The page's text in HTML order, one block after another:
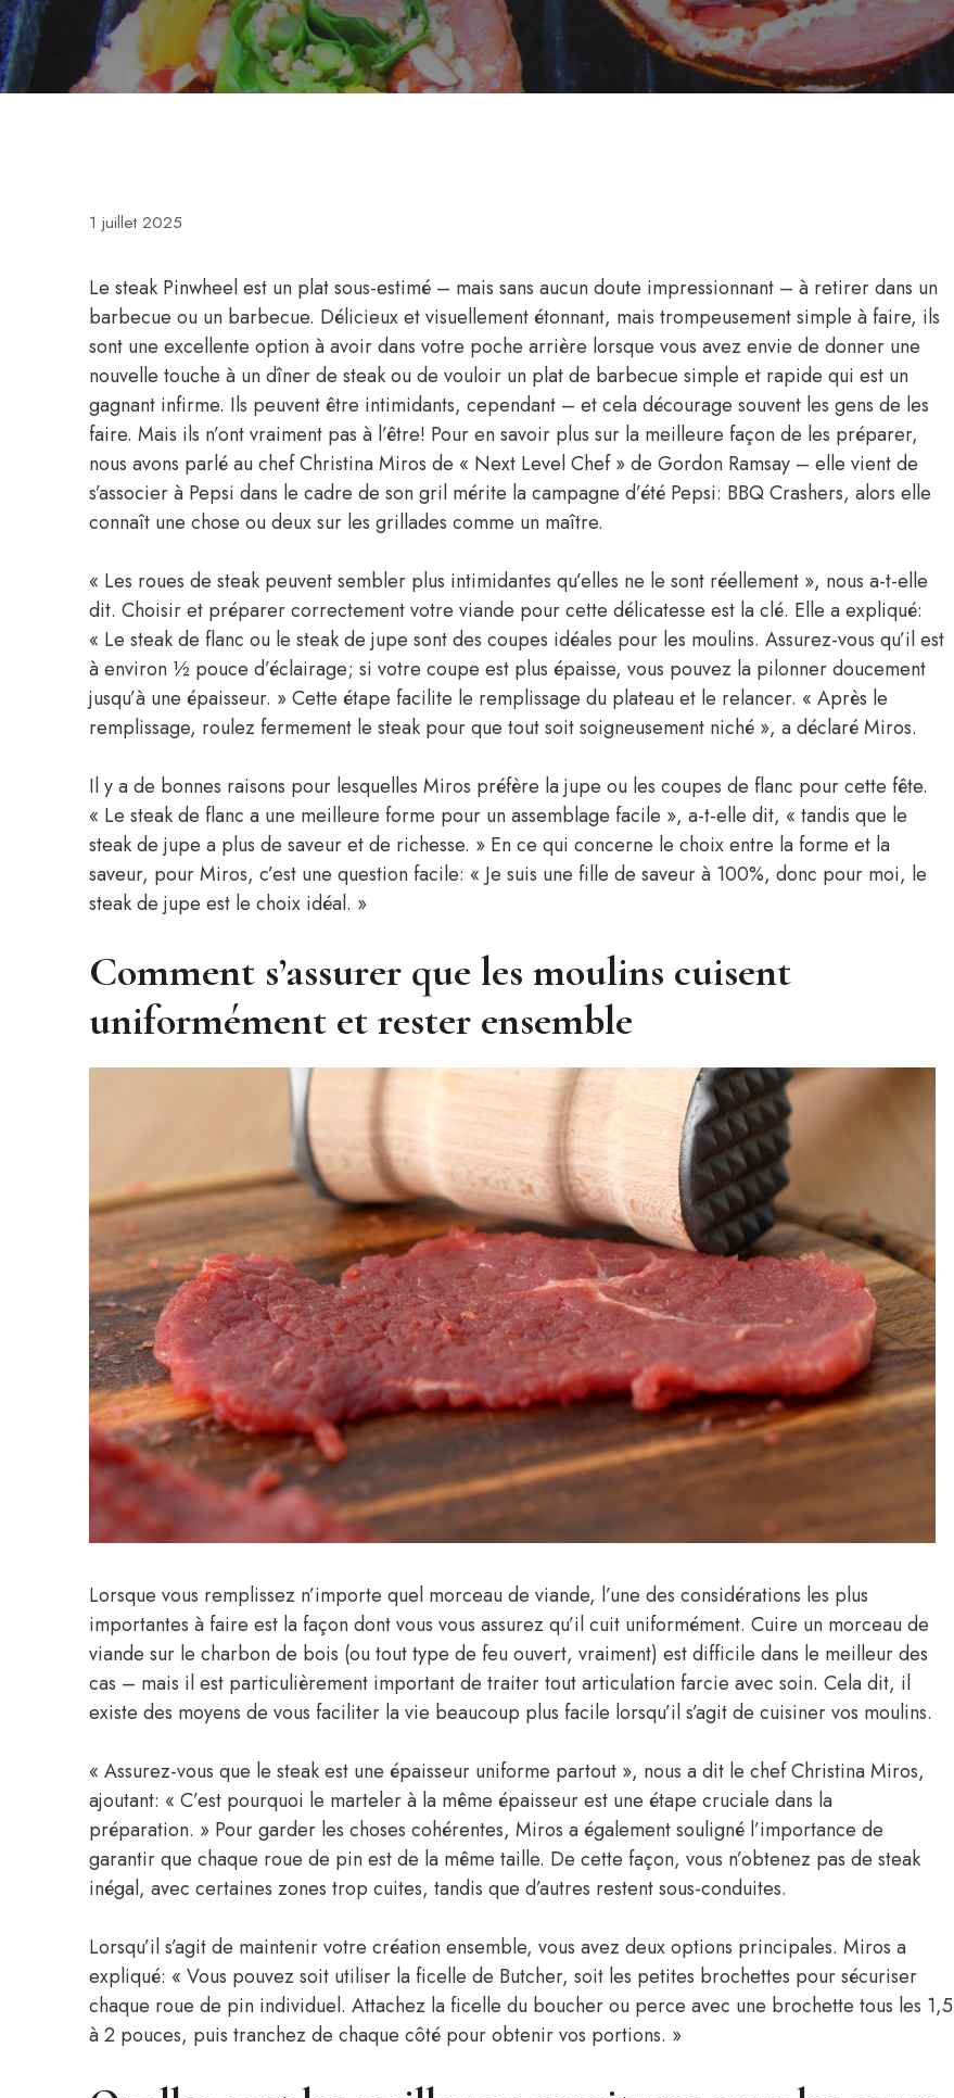
1 juillet 2025
Le steak Pinwheel est un plat sous-estimé – mais sans aucun doute impressionnant – à retirer dans un
barbecue ou un barbecue. Délicieux et visuellement étonnant, mais trompeusement simple à faire, ils
sont une excellente option à avoir dans votre poche arrière lorsque vous avez envie de donner une
nouvelle touche à un dîner de steak ou de vouloir un plat de barbecue simple et rapide qui est un
gagnant infirme. Ils peuvent être intimidants, cependant – et cela décourage souvent les gens de les
faire. Mais ils n’ont vraiment pas à l’être! Pour en savoir plus sur la meilleure façon de les préparer,
nous avons parlé au chef Christina Miros de « Next Level Chef » de Gordon Ramsay – elle vient de
s’associer à Pepsi dans le cadre de son gril mérite la campagne d’été Pepsi: BBQ Crashers, alors elle
connaît une chose ou deux sur les grillades comme un maître.
« Les roues de steak peuvent sembler plus intimidantes qu’elles ne le sont réellement », nous a-t-elle
dit. Choisir et préparer correctement votre viande pour cette délicatesse est la clé. Elle a expliqué:
« Le steak de flanc ou le steak de jupe sont des coupes idéales pour les moulins. Assurez-vous qu’il est
à environ ½ pouce d’éclairage; si votre coupe est plus épaisse, vous pouvez la pilonner doucement
jusqu’à une épaisseur. » Cette étape facilite le remplissage du plateau et le relancer. « Après le
remplissage, roulez fermement le steak pour que tout soit soigneusement niché », a déclaré Miros.
Il y a de bonnes raisons pour lesquelles Miros préfère la jupe ou les coupes de flanc pour cette fête.
« Le steak de flanc a une meilleure forme pour un assemblage facile », a-t-elle dit, « tandis que le
steak de jupe a plus de saveur et de richesse. » En ce qui concerne le choix entre la forme et la
saveur, pour Miros, c’est une question facile: « Je suis une fille de saveur à 100%, donc pour moi, le
steak de jupe est le choix idéal. »
Comment s’assurer que les moulins cuisent
uniformément et rester ensemble
Lorsque vous remplissez n’importe quel morceau de viande, l’une des considérations les plus
importantes à faire est la façon dont vous vous assurez qu’il cuit uniformément. Cuire un morceau de
viande sur le charbon de bois (ou tout type de feu ouvert, vraiment) est difficile dans le meilleur des
cas – mais il est particulièrement important de traiter tout articulation farcie avec soin. Cela dit, il
existe des moyens de vous faciliter la vie beaucoup plus facile lorsqu’il s’agit de cuisiner vos moulins.
« Assurez-vous que le steak est une épaisseur uniforme partout », nous a dit le chef Christina Miros,
ajoutant: « C’est pourquoi le marteler à la même épaisseur est une étape cruciale dans la
préparation. » Pour garder les choses cohérentes, Miros a également souligné l’importance de
garantir que chaque roue de pin est de la même taille. De cette façon, vous n’obtenez pas de steak
inégal, avec certaines zones trop cuites, tandis que d’autres restent sous-conduites.
Lorsqu’il s’agit de maintenir votre création ensemble, vous avez deux options principales. Miros a
expliqué: « Vous pouvez soit utiliser la ficelle de Butcher, soit les petites brochettes pour sécuriser
chaque roue de pin individuel. Attachez la ficelle du boucher ou perce avec une brochette tous les 1,5
à 2 pouces, puis tranchez de chaque côté pour obtenir vos portions. »